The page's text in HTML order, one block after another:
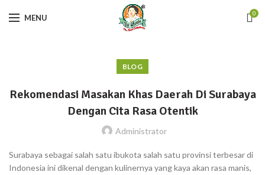
MENU 0
BLOG
Rekomendasi Masakan Khas Daerah Di Surabaya
Dengan Cita Rasa Otentik
Administrator
Surabaya sebagai salah satu ibukota salah satu provinsi terbesar di
Indonesia ini dikenal dengan kulinernya yang kaya akan rasa manis,